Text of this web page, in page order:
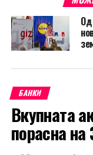
БАНКИ
Вкупната
порасна